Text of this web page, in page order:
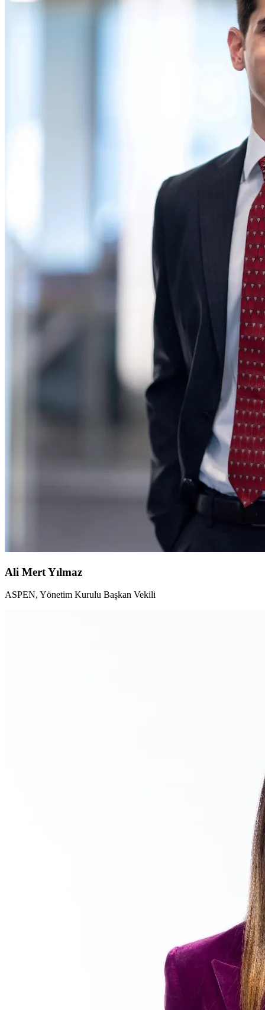
Ali Mert Yılmaz
ASPEN, Yönetim Kurulu Başkan Vekili